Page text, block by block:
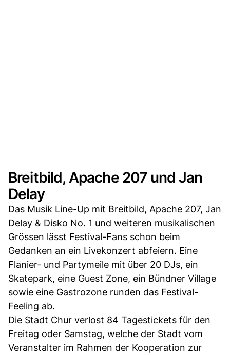
Breitbild, Apache 207 und Jan
Delay
Das Musik Line-Up mit Breitbild, Apache 207, Jan
Delay & Disko No. 1 und weiteren musikalischen
Grössen lässt Festival-Fans schon beim
Gedanken an ein Livekonzert abfeiern. Eine
Flanier- und Partymeile mit über 20 DJs, ein
Skatepark, eine Guest Zone, ein Bündner Village
sowie eine Gastrozone runden das Festival-
Feeling ab.
Die Stadt Chur verlost 84 Tagestickets für den
Freitag oder Samstag, welche der Stadt vom
Veranstalter im Rahmen der Kooperation zur